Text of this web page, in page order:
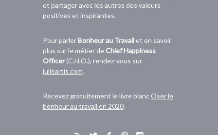
et partager avec les autres des valeurs
positives et inspirantes.
Pour parlerBonheur au Travailet en savoir
plus sur le métier deChief Happiness
Officer(C.H.O.), rendez-vous sur
julieartis.com.
Recevez gratuitement le livre blanc Oser le
bonheur au travail en 2020.